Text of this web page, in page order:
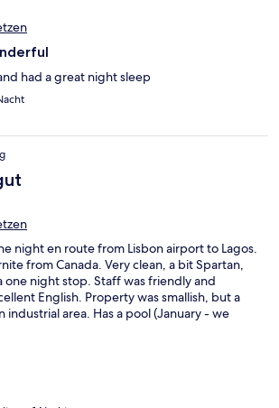
had a great night sleep
night en route from Lisbon airport to Lagos.
from Canada. Very clean, a bit Spartan,
one night stop. Staff was friendly and
English. Property was smallish, but a
industrial area. Has a pool (January - we